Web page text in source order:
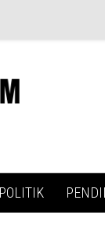
POLITIK